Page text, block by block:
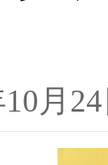
月